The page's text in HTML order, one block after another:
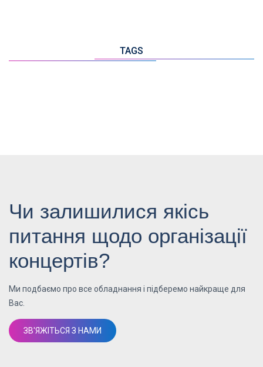
TAGS
Чи залишилися якісь
питання щодо організації
концертів?
Ми подбаємо про все обладнання і підберемо найкраще для
Вас.
ЗВ'ЯЖІТЬСЯ З НАМИ